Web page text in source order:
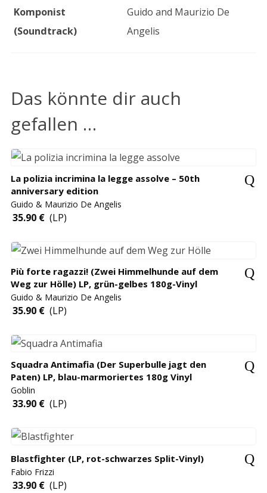
Komponist
(Soundtrack)
Guido and Maurizio De
Angelis
Das könnte dir auch
gefallen …
La polizia incrimina la legge assolve – 50th
anniversary edition
Guido & Maurizio De Angelis
35.90 € (LP)
Più forte ragazzi! (Zwei Himmelhunde auf dem
Weg zur Hölle) LP, grün-gelbes 180g-Vinyl
Guido & Maurizio De Angelis
35.90 € (LP)
Squadra Antimafia (Der Superbulle jagt den
Paten) LP, blau-marmoriertes 180g Vinyl
Goblin
33.90 € (LP)
Blastfighter (LP, rot-schwarzes Split-Vinyl)
Fabio Frizzi
33.90 € (LP)